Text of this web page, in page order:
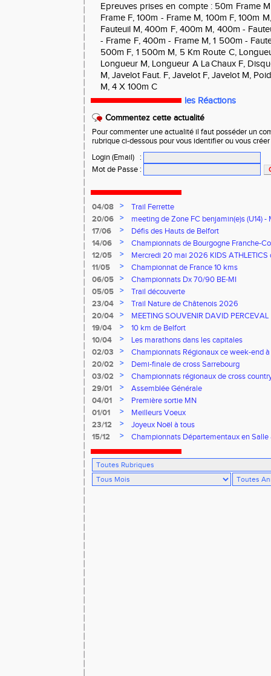
Epreuves prises en compte : 50m Frame
Frame F, 100m - Frame M, 100m F, 100m M,
Fauteuil M, 400m F, 400m M, 400m -
- Frame F, 400m - Frame M, 1 500m -
500m F, 1 500m M, 5 Km Route C,
Longueur M, Longueur A LaChaux F,
M, Javelot Faut. F, Javelot F, Javelot M,
M, 4 X 100m C
les Réactions
Commentez cette actualité
Pour commenter une actualité il faut posséder un
rubrique ci-dessous pour vous identifier ou vous
Login (Email)
:
Mot de Passe :
04/08 >
Trail Ferrette
20/06
>
meeting de Zone FC benjamin(e)s (U14) -
17/06
>
Défis des Hauts de Belfort
14/06
>
Championnats de Bourgogne Franche-
Florentin, le 14 juin 2026
12/05 >
Mercredi 20 mai 2026 KIDS ATHLETICS
11/05
>
Championnat de France 10 kms
06/05
>
Championnats Dx 70/90 BE-MI
05/05
>
Trail découverte
23/04
>
Trail Nature de Châtenois 2026
20/04
>
MEETING SOUVENIR DAVID PERCEVAL
19/04
>
10 km de Belfort
10/04
>
Les marathons dans les capitales
02/03
>
Championnats Régionaux ce week-end
20/02
>
Demi-finale de cross Sarrebourg
03/02
>
Championnats régionaux de cross
29/01
>
Assemblée Générale
04/01
>
Première sortie MN
01/01
>
Meilleurs Voeux
23/12
>
Joyeux Noël à tous
15/12
> Championnats Départementaux en Salle